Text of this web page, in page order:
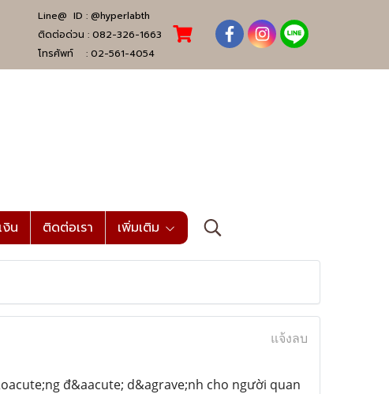
Line@ ID : @hyperlabth
ติดต่อด่วน : 082-326-1663
โทรศัพท์ : 02-561-4054
งิน ติดต่อเรา เพิ่มเติม
แจ้งลบ
đ&aacute; d&agrave;nh cho người quan